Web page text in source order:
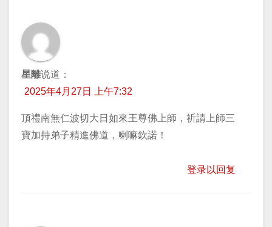
星離说道：
2025年4月27日 上午7:32
頂禮南無仁波切大日如來王尊佛上師，祈請上師三
寶加持弟子精進佛道，喇嘛欽諾！
登录以回复